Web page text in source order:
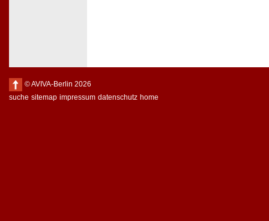
© AVIVA-Berlin 2026
suche sitemap impressum datenschutz home